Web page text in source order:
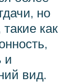
но
как
и
вид.